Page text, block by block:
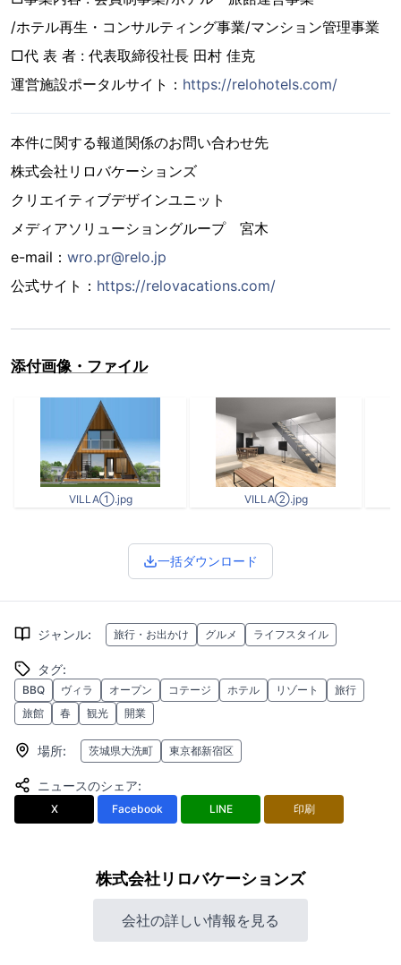
/ホテル再生・コンサルティング事業/マンション管理事業
□代 表 者 : 代表取締役社長 田村 佳克
運営施設ポータルサイト： https://relohotels.com/
本件に関する報道関係のお問い合わせ先
株式会社リロバケーションズ
クリエイティブデザインユニット
メディアソリューショングループ 宮木
e-mail： wro.pr@relo.jp
公式サイト： https://relovacations.com/
添付画像・ファイル
VILLA①.jpg VILLA②.jpg
一括ダウンロード
ジャンル: 旅行・お出かけ グルメ ライフスタイル
タグ:
BBQ ヴィラ オープン コテージ ホテル リゾート
旅行
旅館
春 観光 開業
場所: 茨城県大洗町 東京都新宿区
ニュースのシェア:
X Facebook LINE 印刷
株式会社リロバケーションズ
会社の詳しい情報を見る